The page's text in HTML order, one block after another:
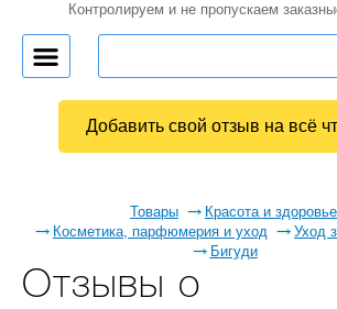
Товары
Красота и здоровье
Косметика, парфюмерия и уход
Уход
Бигуди
Отзывы о
Контролируем и не пропускаем
Добавить свой отзыв на всё